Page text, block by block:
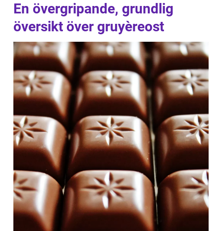
En övergripande, grundlig
översikt över gruyèreost